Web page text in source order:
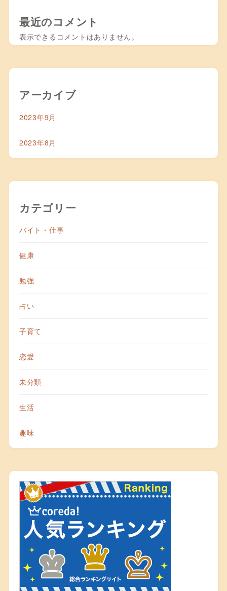
最近のコメント
表示できるコメントはありません。
アーカイブ
2023年9月
2023年8月
カテゴリー
バイト・仕事
健康
勉強
占い
子育て
恋愛
未分類
生活
趣味